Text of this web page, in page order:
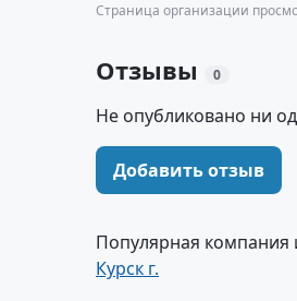
Страница организации
Отзывы 0
Не опубликовано ни
Добавить отзыв
Популярная компания
Курск г.